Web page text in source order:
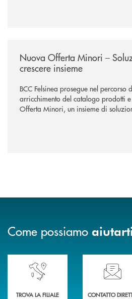
negoziazione esclusiva per la
Nuova Offerta Minori –
crescere insieme
BCC Felsinea prosegue nel percorso
arricchimento del catalogo prodotti
Offerta Minori, un insieme di
sviluppo di una relazione
Come possiamo
Accedi all' elenco completo delle
TROVA LA FILIALE
Ti serve
CONTATTO